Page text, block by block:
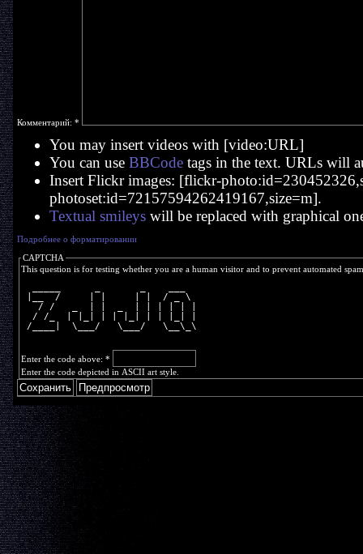
Комментарий: *
You may insert videos with [video:URL]
You can use BBCodetags in the text. URLs will
Insert Flickr images: [flickr-
photoset:id=72157594262419167,size=m].
Textual smileyswill be replaced with graphical
Подробнее о форматировании
CAPTCHA
This question is for testing whether you are a human visitor and to prevent automated
|__  /     | |     | |  / _ \
   / /   _  | |  _  | | | | | |
  / /_  | |_| | | |_| | | |_| |
/____|  \___/   \___/   \__\_\
Enter the code above: *
Enter the code depicted in ASCII art style.